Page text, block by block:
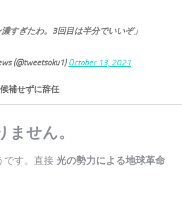
すぎたわ。3回目は半分でいいぞ」
(@tweetsoku1) October 13, 2021
補せずに辞任